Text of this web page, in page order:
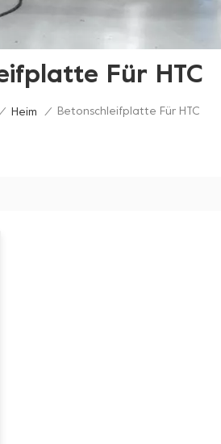
Für HTC
/ Heim / Betonschleifplatte Für HTC